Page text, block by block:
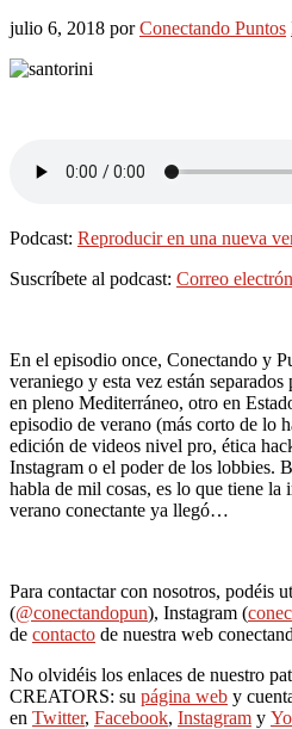
julio 6, 2018 porConectando Puntos
Podcast: Reproducir en una nueva
Suscríbete al podcast: Correo
En el episodio once, Conectando y
veraniego y esta vez están
en pleno Mediterráneo, otro en
episodio de verano (más corto de lo
edición de videos nivel pro, ética
Instagram o el poder de los lobbies.
habla de mil cosas, es lo que tiene
verano conectante ya llegó…
Para contactar con nosotros, podéis
(@conectandopun), Instagram (
de contacto de nuestra web
No olvidéis los enlaces de nuestro
CREATORS: su página web y
en Twitter, Facebook, Instagram y